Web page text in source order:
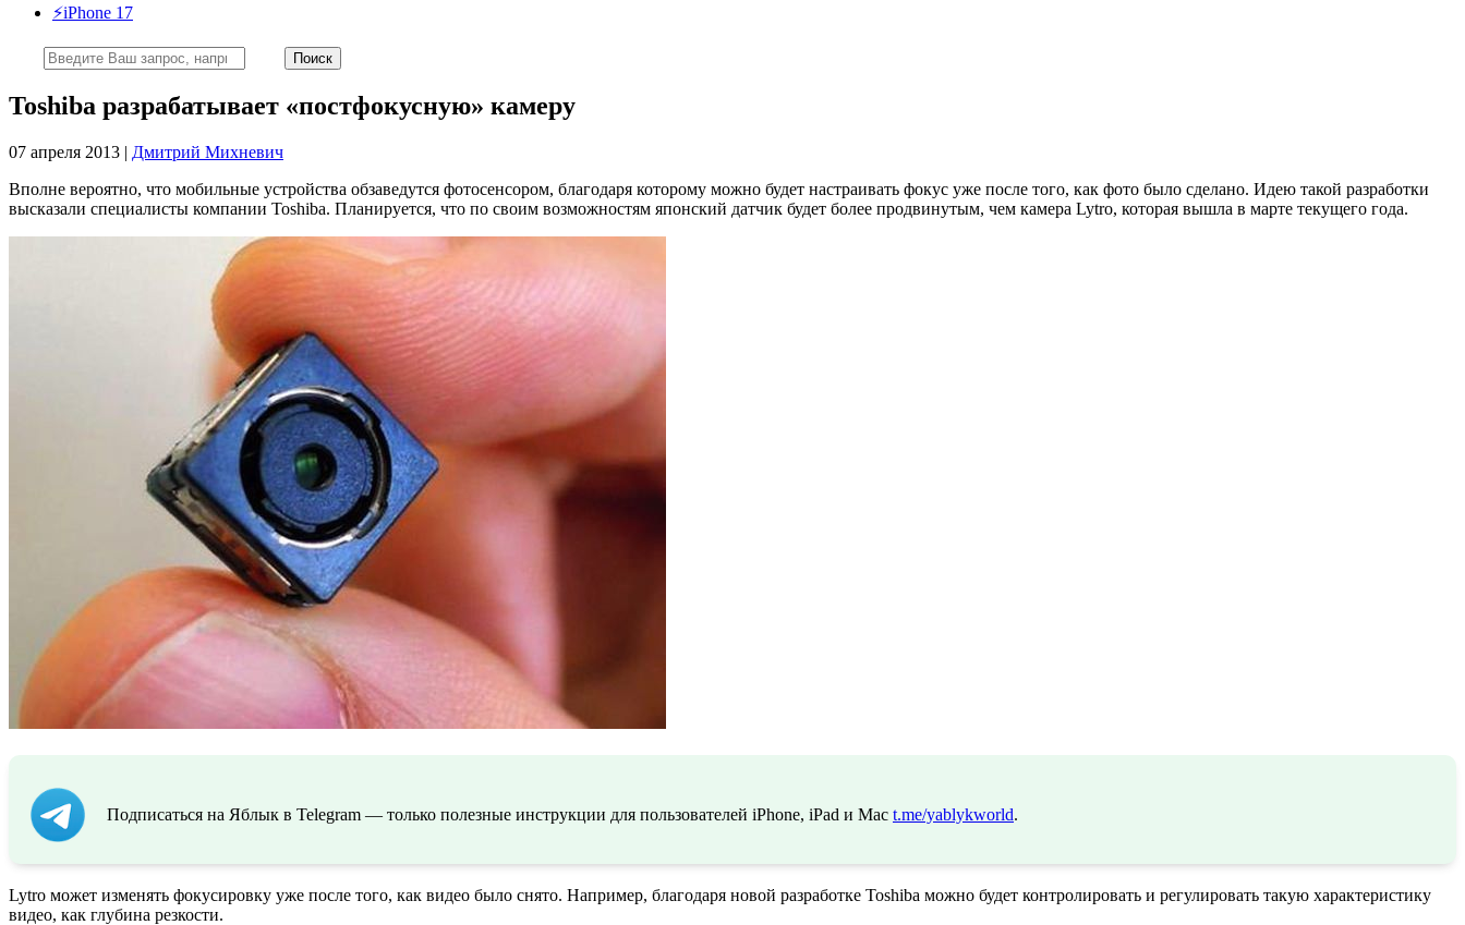
⚡️iPhone 17
Toshiba разрабатывает «постфокусную» камеру
07 апреля 2013 | Дмитрий Михневич
Вполне вероятно, что мобильные устройства обзаведутся фотосенсором, благодаря которому можно будет настраивать фокус уже после того, как фото было сделано. Идею такой разработки
высказали специалисты компании Toshiba. Планируется, что по своим возможностям японский датчик будет более продвинутым, чем камера Lytro, которая вышла в марте текущего года.
Подписаться на Яблык в Telegram — только полезные инструкции для пользователей iPhone, iPad и Mac t.me/yablykworld.
Lytro может изменять фокусировку уже после того, как видео было снято. Например, благодаря новой разработке Toshiba можно будет контролировать и регулировать такую характеристику
видео, как глубина резкости.